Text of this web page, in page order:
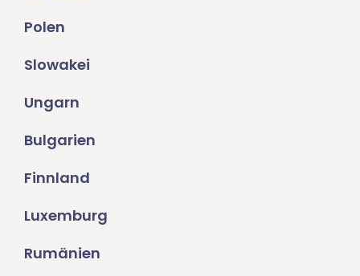
Polen
Slowakei
Ungarn
Bulgarien
Finnland
Luxemburg
Rumänien